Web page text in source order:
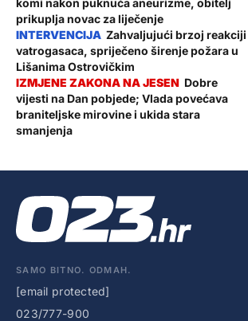
komi nakon puknuća aneurizme, obitelj
prikuplja novac za liječenje
Zahvaljujući brzoj reakciji
vatrogasaca, spriječeno širenje požara u
Lišanima Ostrovičkim
Dobre
vijesti na Dan pobjede; Vlada povećava
braniteljske mirovine i ukida stara
smanjenja
SAMO BITNO. ODMAH.
[email protected]
023/777-900